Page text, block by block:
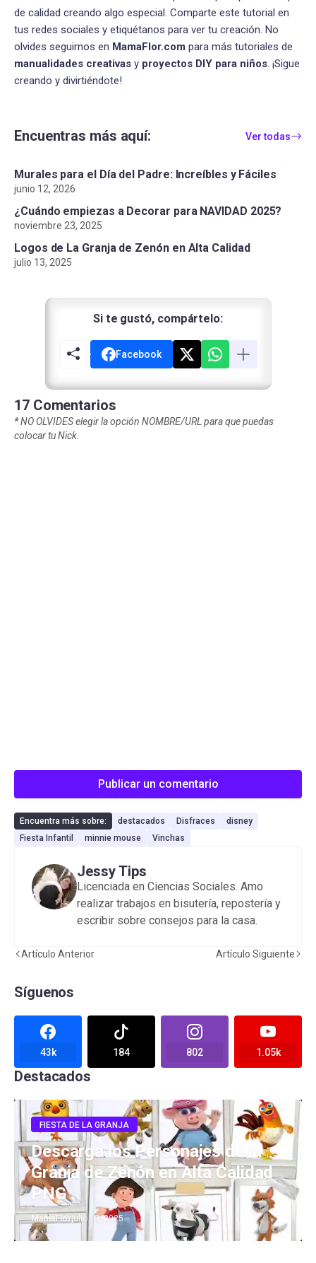
de calidad creando algo especial. Comparte este tutorial en
tus redes sociales y etiquétanos para ver tu creación. No
olvides seguirnos en MamaFlor.com para más tutoriales de
manualidades creativas y proyectos DIY para niños. ¡Sigue
creando y divirtiéndote!
Encuentras más aquí: Ver todas
Murales para el Día del Padre: Increíbles y Fáciles
junio 12, 2026
¿Cuándo empiezas a Decorar para NAVIDAD 2025?
noviembre 23, 2025
Logos de La Granja de Zenón en Alta Calidad
julio 13, 2025
Si te gustó, compártelo:
Facebook
17 Comentarios
*NO OLVIDES elegir la opción NOMBRE/URL para que puedas
colocar tu Nick.
Publicar un comentario
Encuentra más sobre: destacados Disfraces
disney
Fiesta Infantil
minnie mouse Vinchas
Jessy Tips
Licenciada en Ciencias Sociales. Amo
realizar trabajos en bisutería, repostería y
escribir sobre consejos para la casa.
Artículo Anterior Artículo Siguiente
Síguenos
43k 184 802 1.05k
Destacados
FIESTA DE LA GRANJA
Descarga los Personajes de la
Granja de Zenón en Alta Calidad
PNG
MamaFlorjulio 13, 2025